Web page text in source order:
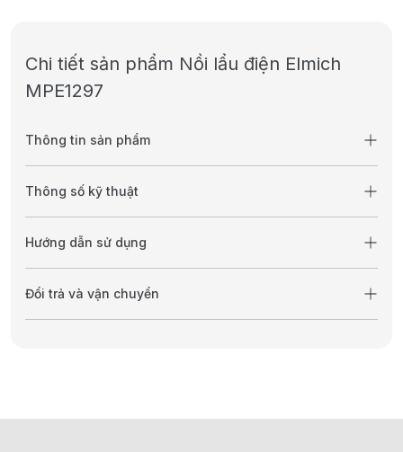
Chi tiết sản phẩm Nồi lẩu điện Elmich
MPE1297
Thông tin sản phẩm
Thông số kỹ thuật
Hướng dẫn sử dụng
Đổi trả và vận chuyển